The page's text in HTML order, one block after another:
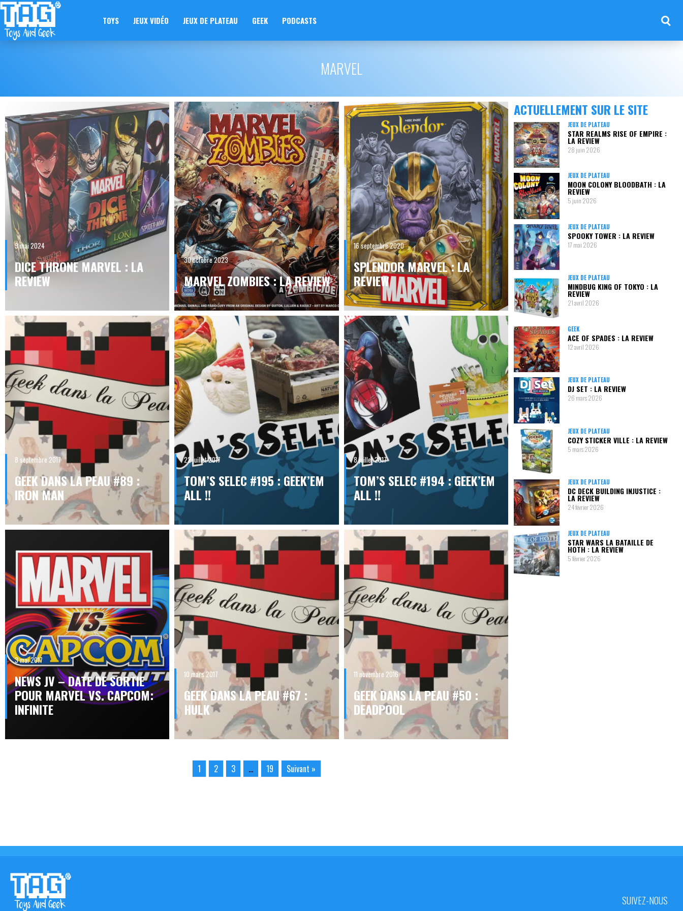
TOYS JEUX VIDÉO JEUX DE PLATEAU GEEK PODCASTS
MARVEL
9 mai 2024
DICE THRONE MARVEL : LA
REVIEW
30 octobre 2023
MARVEL ZOMBIES : LA REVIEW
16 septembre 2020
SPLENDOR MARVEL : LA
REVIEW
8 septembre 2017
GEEK DANS LA PEAU #89 :
IRON MAN
22 juillet 2017
TOM’S SELEC #195 : GEEK’EM
ALL !!
8 juillet 2017
TOM’S SELEC #194 : GEEK’EM
ALL !!
3 mai 2017
NEWS JV – DATE DE SORTIE
POUR MARVEL VS. CAPCOM:
INFINITE
10 mars 2017
GEEK DANS LA PEAU #67 :
HULK
11 novembre 2016
GEEK DANS LA PEAU #50 :
DEADPOOL
1 2 3 … 19 Suivant »
ACTUELLEMENT SUR LE SITE
JEUX DE PLATEAU
STAR REALMS RISE OF EMPIRE :
LA REVIEW
28 juin 2026
JEUX DE PLATEAU
MOON COLONY BLOODBATH : LA
REVIEW
5 juin 2026
JEUX DE PLATEAU
SPOOKY TOWER : LA REVIEW
17 mai 2026
JEUX DE PLATEAU
MINDBUG KING OF TOKYO : LA
REVIEW
21 avril 2026
GEEK
ACE OF SPADES : LA REVIEW
12 avril 2026
JEUX DE PLATEAU
DJ SET : LA REVIEW
26 mars 2026
JEUX DE PLATEAU
COZY STICKER VILLE : LA REVIEW
5 mars 2026
JEUX DE PLATEAU
DC DECK BUILDING INJUSTICE :
LA REVIEW
24 février 2026
JEUX DE PLATEAU
STAR WARS LA BATAILLE DE
HOTH : LA REVIEW
5 février 2026
SUIVEZ-NOUS